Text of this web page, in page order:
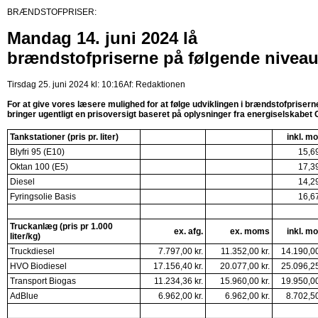
BRÆNDSTOFPRISER:
Mandag 14. juni 2024 lå
brændstofpriserne på følgende niveau
Tirsdag 25. juni 2024 kl: 10:16Af: Redaktionen
For at give vores læsere mulighed for at følge udviklingen i
bringer ugentligt en prisoversigt baseret på oplysninger fra energiselskabet
Tankstationer (pris pr. liter)
inkl.
Blyfri 95 (E10)
Oktan 100 (E5)
Diesel
Fyringsolie Basis
Truckanlæg (pris pr 1.000
liter/kg)
ex. afg. ex. moms
inkl.
Truckdiesel
7.797,00 kr. 11.352,00 kr.
HVO Biodiesel
17.156,40 kr. 20.077,00 kr.
Transport Biogas
11.234,36 kr. 15.960,00 kr.
AdBlue
6.962,00 kr. 6.962,00 kr.